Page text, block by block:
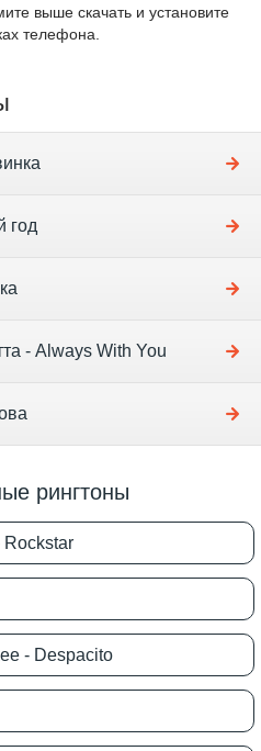
выше скачать и установите
телефона.
год
- Always With You
рингтоны
Rockstar
- Despacito